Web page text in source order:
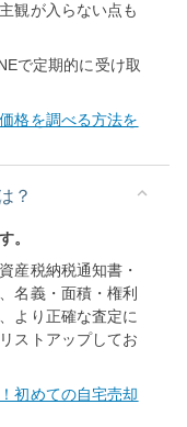
観が入らない点も
で定期的に受け取
格を調べる方法を
？
。
産税納税通知書・
名義・面積・権利
より正確な査定に
ストアップしてお
初めての自宅売却